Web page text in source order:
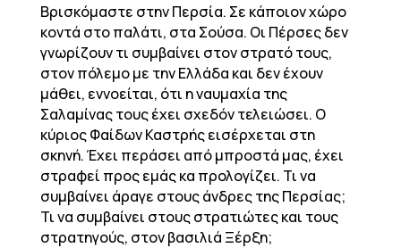
Βρισκόμαστε στην Περσία. Σε κάποιον χώρο
κοντά στο παλάτι, στα Σούσα. Οι Πέρσες δεν
γνωρίζουν τι συμβαίνει στον στρατό τους,
στον πόλεμο με την Ελλάδα και δεν έχουν
μάθει, εννοείται, ότι η ναυμαχία της
Σαλαμίνας τους έχει σχεδόν τελειώσει. Ο
κύριος Φαίδων Καστρής εισέρχεται στη
σκηνή. Έχει περάσει από μπροστά μας, έχει
στραφεί προς εμάς κα προλογίζει. Τι να
συμβαίνει άραγε στους άνδρες της Περσίας;
Τι να συμβαίνει στους στρατιώτες και τους
στρατηγούς, στον βασιλιά Ξέρξη;